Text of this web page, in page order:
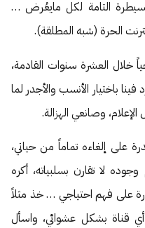
التامة لكل مايعُرض …
الحرة (شبه المطلقة).
خلال العشرة سنوات القادمة،
باختيار الأنسب والأجدر لما
الإعلام، وصانعي الهزالة.
على إلغاءه تماماً من حياتي،
لا تقارن بسلبياته، أكره
على فهم احتياجي … خذ مثلاً
قناة بشكل عشوائي، واسأل